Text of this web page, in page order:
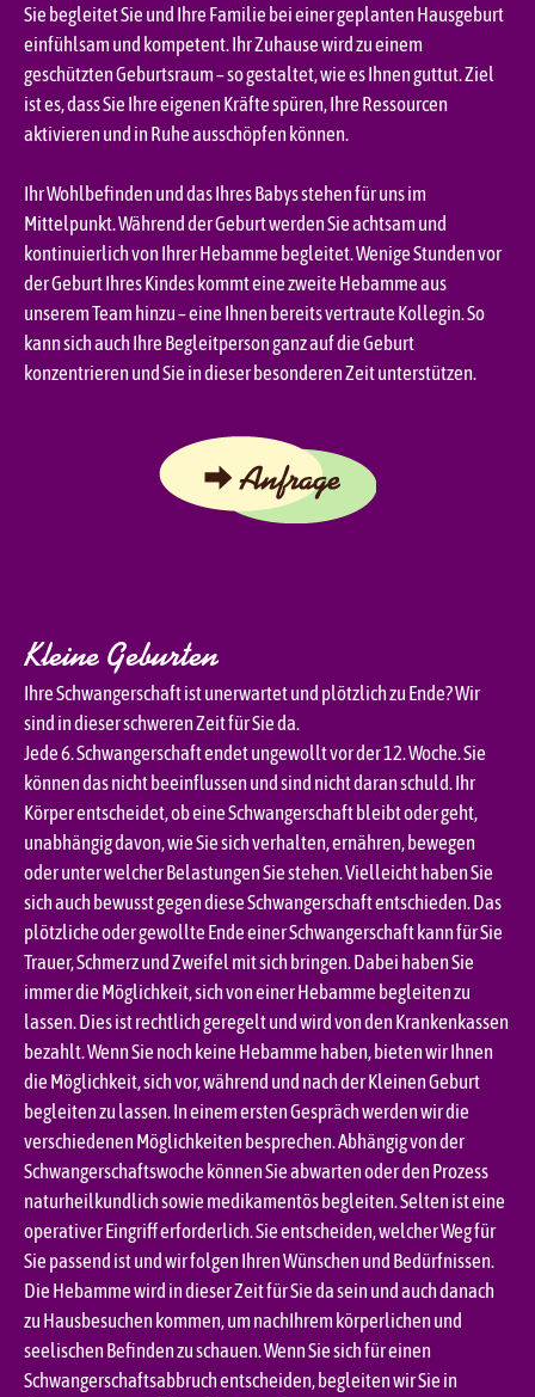
Sie begleitet Sie und Ihre Familie bei einer geplanten Hausgeburt
einfühlsam und kompetent. Ihr Zuhause wird zu einem
geschützten Geburtsraum – so gestaltet, wie es Ihnen guttut. Ziel
ist es, dass Sie Ihre eigenen Kräfte spüren, Ihre Ressourcen
aktivieren und in Ruhe ausschöpfen können.
Ihr Wohlbefinden und das Ihres Babys stehen für uns im
Mittelpunkt. Während der Geburt werden Sie achtsam und
kontinuierlich von Ihrer Hebamme begleitet. Wenige Stunden vor
der Geburt Ihres Kindes kommt eine zweite Hebamme aus
unserem Team hinzu – eine Ihnen bereits vertraute Kollegin. So
kann sich auch Ihre Begleitperson ganz auf die Geburt
konzentrieren und Sie in dieser besonderen Zeit unterstützen.
Kleine Geburten
Ihre Schwangerschaft ist unerwartet und plötzlich zu Ende? Wir
sind in dieser schweren Zeit für Sie da.
Jede 6. Schwangerschaft endet ungewollt vor der 12. Woche. Sie
können das nicht beeinflussen und sind nicht daran schuld. Ihr
Körper entscheidet, ob eine Schwangerschaft bleibt oder geht,
unabhängig davon, wie Sie sich verhalten, ernähren, bewegen
oder unter welcher Belastungen Sie stehen. Vielleicht haben Sie
sich auch bewusst gegen diese Schwangerschaft entschieden. Das
plötzliche oder gewollte Ende einer Schwangerschaft kann für Sie
Trauer, Schmerz und Zweifel mit sich bringen. Dabei haben Sie
immer die Möglichkeit, sich von einer Hebamme begleiten zu
lassen. Dies ist rechtlich geregelt und wird von den Krankenkassen
bezahlt. Wenn Sie noch keine Hebamme haben, bieten wir Ihnen
die Möglichkeit, sich vor, während und nach der Kleinen Geburt
begleiten zu lassen. In einem ersten Gespräch werden wir die
verschiedenen Möglichkeiten besprechen. Abhängig von der
Schwangerschaftswoche können Sie abwarten oder den Prozess
naturheilkundlich sowie medikamentös begleiten. Selten ist eine
operativer Eingriff erforderlich. Sie entscheiden, welcher Weg für
Sie passend ist und wir folgen Ihren Wünschen und Bedürfnissen.
Die Hebamme wird in dieser Zeit für Sie da sein und auch danach
zu Hausbesuchen kommen, um nachIhrem körperlichen und
seelischen Befinden zu schauen. Wenn Sie sich für einen
Schwangerschaftsabbruch entscheiden, begleiten wir Sie in